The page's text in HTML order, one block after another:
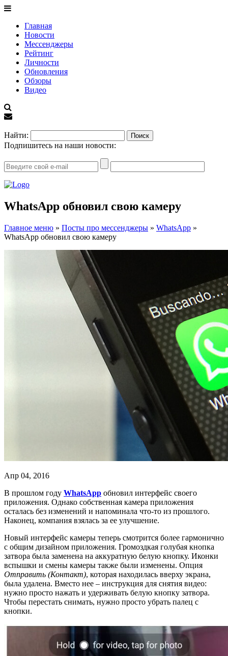
Главная
Новости
Мессенджеры
Рейтинг
Личности
Обновления
Обзоры
Видео
Найти:
Подпишитесь на наши новости:
WhatsApp обновил свою камеру
Главное меню » Посты про мессенджеры » WhatsApp »
WhatsApp обновил свою камеру
Апр 04, 2016
В прошлом году WhatsApp обновил интерфейс своего
приложения. Однако собственная камера приложения
осталась без изменений и напоминала что-то из прошлого.
Наконец, компания взялась за ее улучшение.
Новый интерфейс камеры теперь смотрится более гармонично
с общим дизайном приложения. Громоздкая голубая кнопка
затвора была заменена на аккуратную белую кнопку. Иконки
вспышки и смены камеры также были изменены. Опция
Отправить (Контакт), которая находилась вверху экрана,
была удалена. Вместо нее – инструкция для снятия видео:
нужно просто нажать и удерживать белую кнопку затвора.
Чтобы перестать снимать, нужно просто убрать палец с
кнопки.